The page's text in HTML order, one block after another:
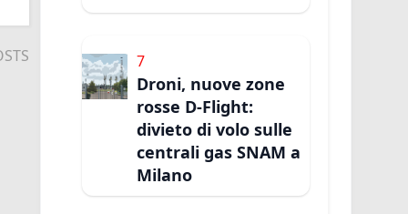
7
Droni, nuove zone
rosse D-Flight:
divieto di volo sulle
centrali gas SNAM a
Milano